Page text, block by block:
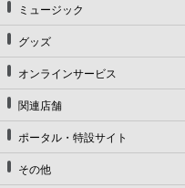
ミュージック
グッズ
オンラインサービス
関連店舗
ポータル・特設サイト
その他